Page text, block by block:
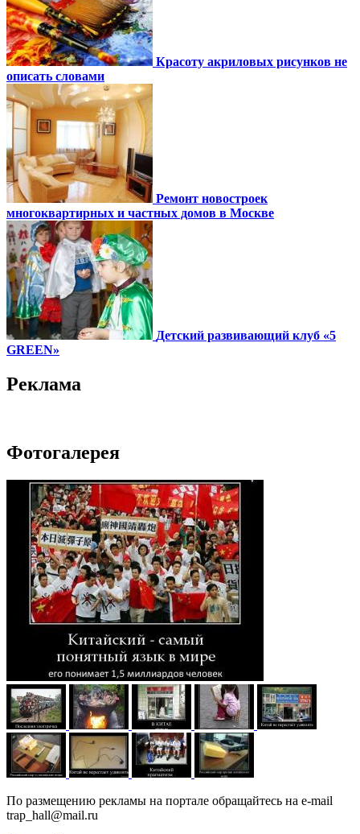
Красоту акриловых рисунков не
описать словами
Ремонт новостроек
многоквартирных и частных домов в Москве
Детский развивающий клуб «5
GREEN»
Реклама
Фотогалерея
По размещению рекламы на портале обращайтесь на e-mail
trap_hall@mail.ru